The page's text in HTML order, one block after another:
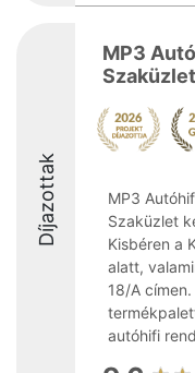
Díjazottak
MP3
Szaküzlet
MP3
Szaküzlet
Kisbéren a
alatt,
18/A
autóhifi